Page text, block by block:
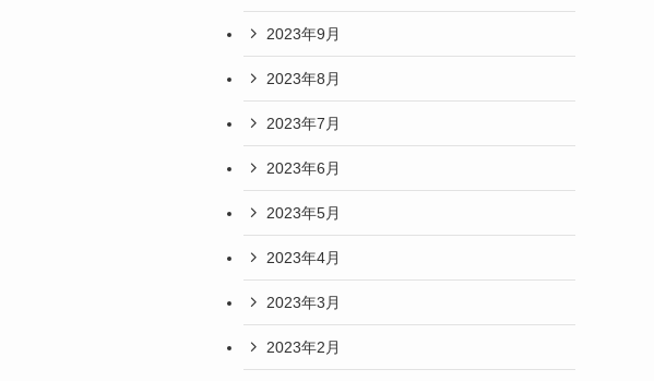
2023年9月
2023年8月
2023年7月
2023年6月
2023年5月
2023年4月
2023年3月
2023年2月